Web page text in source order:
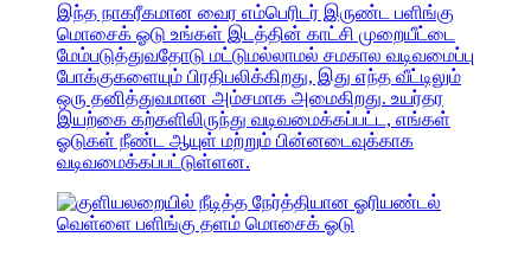
இந்த நாகரீகமான வைர எம்பெரிடர் இருண்ட பளிங்கு
மொசைக் ஓடு உங்கள் இடத்தின் காட்சி முறையீட்டை
மேம்படுத்துவதோடு மட்டுமல்லாமல் சமகால வடிவமைப்பு
போக்குகளையும் பிரதிபலிக்கிறது, இது எந்த வீட்டிலும்
ஒரு தனித்துவமான அம்சமாக அமைகிறது. உயர்தர
இயற்கை கற்களிலிருந்து வடிவமைக்கப்பட்ட, எங்கள்
ஓடுகள் நீண்ட ஆயுள் மற்றும் பின்னடைவுக்காக
வடிவமைக்கப்பட்டுள்ளன.